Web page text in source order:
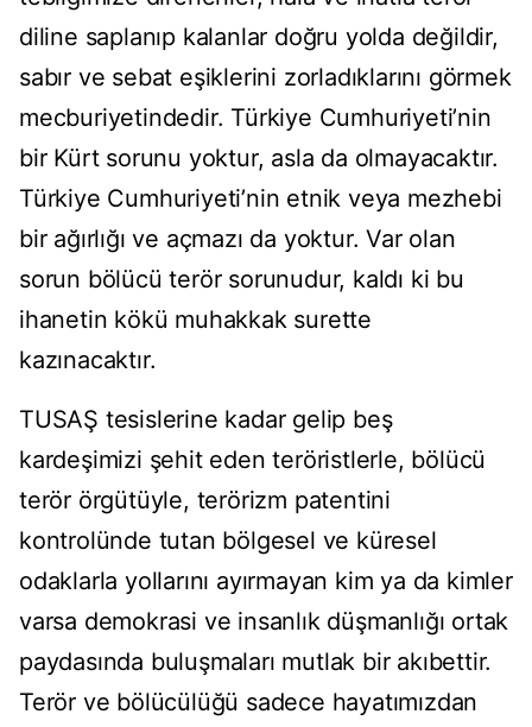
diline saplanıp kalanlar doğru yolda değildir,
sabır ve sebat eşiklerini zorladıklarını görmek
mecburiyetindedir. Türkiye Cumhuriyeti’nin
bir Kürt sorunu yoktur, asla da olmayacaktır.
Türkiye Cumhuriyeti’nin etnik veya mezhebi
bir ağırlığı ve açmazı da yoktur. Var olan
sorun bölücü terör sorunudur, kaldı ki bu
ihanetin kökü muhakkak surette
kazınacaktır.
TUSAŞ tesislerine kadar gelip beş
kardeşimizi şehit eden teröristlerle, bölücü
terör örgütüyle, terörizm patentini
kontrolünde tutan bölgesel ve küresel
odaklarla yollarını ayırmayan kim ya da kimler
varsa demokrasi ve insanlık düşmanlığı ortak
paydasında buluşmaları mutlak bir akıbettir.
Terör ve bölücülüğü sadece hayatımızdan